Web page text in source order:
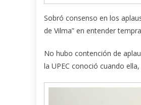
Sobró consenso en los
de Vilma” en entender
No hubo contención de
la UPEC conoció cuando